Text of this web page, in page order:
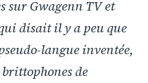
sur Gwagenn TV et
disait il y a peu que
langue inventée,
de